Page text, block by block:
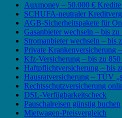
Auxmoney – 50.000 €
SCHUFA-neutraler
AGB-Sicherheitspakete für
Gasanbieter wechseln – bis zu
Stromanbieter wechseln – bis
Private Krankenversicherung
Kfz-Versicherung – bis zu 850
Haftpflichtversicherung – bis
Hausratversicherung – TÜV
Rechtsschutzversicherung
DSL-Verfügbarkeitscheck
Pauschalreisen günstig buchen
Mietwagen-Preisvergleich